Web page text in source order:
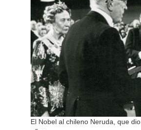
El Nobel al chileno Neruda, que